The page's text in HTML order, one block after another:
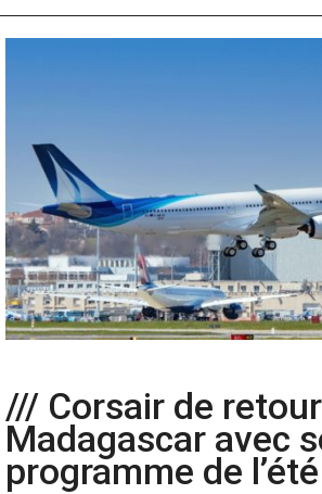
/// Corsair de
Madagascar avec
programme de